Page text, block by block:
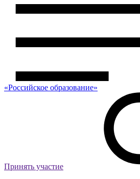
«Российское образование»
Принять участие